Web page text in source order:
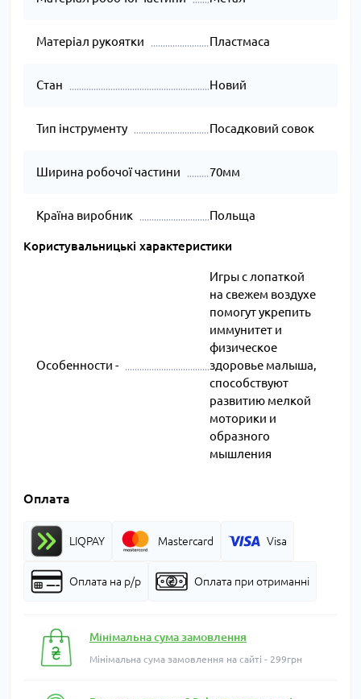
Матеріал рукоятки Пластмаса
Стан Новий
Тип інструменту Посадковий совок
Ширина робочої частини 70мм
Країна виробник Польща
Користувальницькі характеристики
Особенности -
Игры с лопаткой
на свежем воздухе
помогут укрепить
иммунитет и
физическое
здоровье малыша,
способствуют
развитию мелкой
моторики и
образного
мышления
Оплата
LIQPAY Mastercard Visa
Оплата на р/р Оплата при отриманні
Мінімальна сума замовлення
Мінімальна сума замовлення на сайті - 299грн